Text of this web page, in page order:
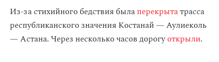
Из-за стихийного бедствия былаперекрытатрасса
республиканского значения Костанай — Аулиеколь
— Астана. Через несколько часов дорогуоткрыли.